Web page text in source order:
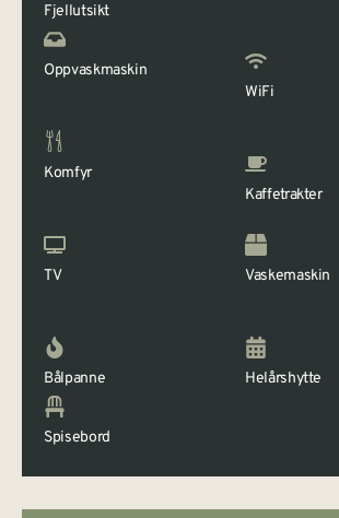
Fjellutsikt
Oppvaskmaskin
WiFi
Komfyr
Kaffetrakter
TV Vaskemaskin
Bålpanne Helårshytte
Spisebord